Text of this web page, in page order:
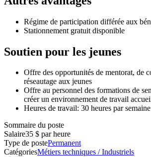
Régime de participation différée aux
Stationnement gratuit disponible
Soutien pour les jeunes
Offre des opportunités de mentorat, de
réseautage aux jeunes
Offre au personnel des formations de
créer un environnement de travail
Heures de travail: 30 heures par semaine
Sommaire du poste
Salaire35 $ par heure
Type de postePermanent
CatégoriesMétiers techniques / Industriels